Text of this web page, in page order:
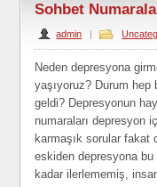
Sohbet
admin |
Neden depresyona
yaşıyoruz? Durum
geldi? Depresyonun
numaraları depresyon
karmaşık sorular fakat
eskiden depresyona
kadar ilerlememiş,